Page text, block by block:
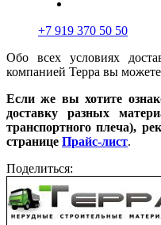
+7 919 370 50 50
Обо всех условиях
компанией Терра вы
Если же вы хотите
доставку разных
транспортного плеча),
странице Прайс-лист.
Поделиться: